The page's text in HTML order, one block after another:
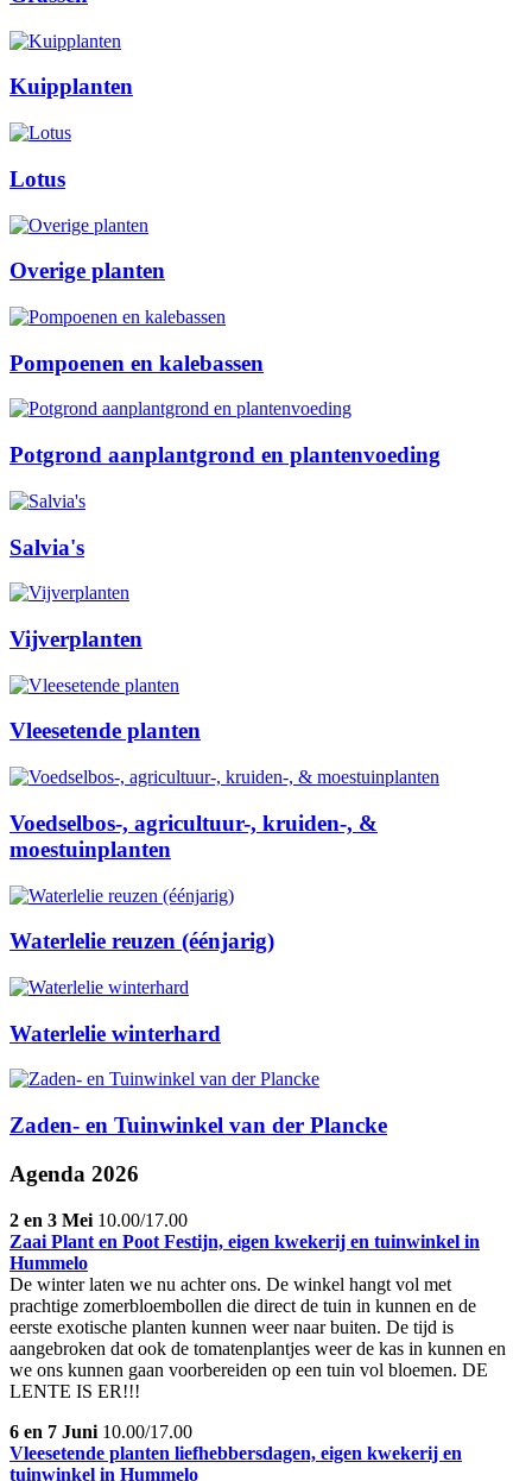
Kuipplanten
Lotus
Overige planten
Pompoenen en kalebassen
Potgrond aanplantgrond en plantenvoeding
Salvia's
Vijverplanten
Vleesetende planten
Voedselbos-, agricultuur-, kruiden-, &
moestuinplanten
Waterlelie reuzen (éénjarig)
Waterlelie winterhard
Zaden- en Tuinwinkel van der Plancke
Agenda 2026
2 en 3 Mei 10.00/17.00
Zaai Plant en Poot Festijn, eigen kwekerij en tuinwinkel in
Hummelo
De winter laten we nu achter ons. De winkel hangt vol met
prachtige zomerbloembollen die direct de tuin in kunnen en de
eerste exotische planten kunnen weer naar buiten. De tijd is
aangebroken dat ook de tomatenplantjes weer de kas in kunnen en
we ons kunnen gaan voorbereiden op een tuin vol bloemen. DE
LENTE IS ER!!!
6 en 7 Juni 10.00/17.00
Vleesetende planten liefhebbersdagen, eigen kwekerij en
tuinwinkel in Hummelo